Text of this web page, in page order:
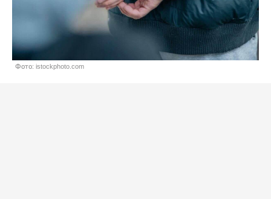
Фото: istockphoto.com